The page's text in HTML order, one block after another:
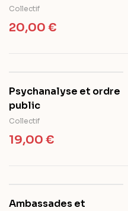
Collectif
20,00 €
Psychanalyse et ordre
public
Collectif
19,00 €
Ambassades et